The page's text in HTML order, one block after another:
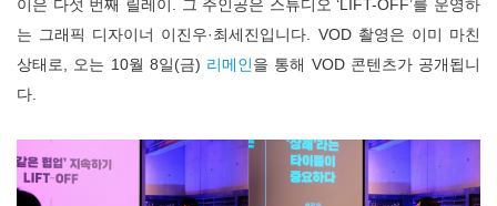
이은 다섯 번째 릴레이. 그 주인공은 스튜디오 ‘LIFT-OFF’를 운영하
는 그래픽 디자이너 이진우·최세진입니다. VOD 촬영은 이미 마친
상태로, 오는 10월 8일(금) 리메인을 통해 VOD 콘텐츠가 공개됩니
다.